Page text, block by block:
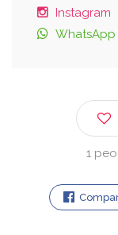
Instagram
WhatsApp
1